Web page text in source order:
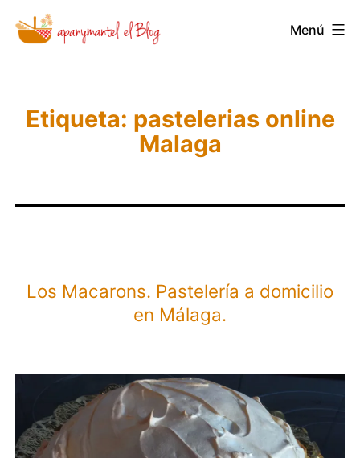
Saltar
Novedades
de
Menú
Etiqueta: pastelerias online
Malaga
Los Macarons. Pastelería a domicilio
en Málaga.